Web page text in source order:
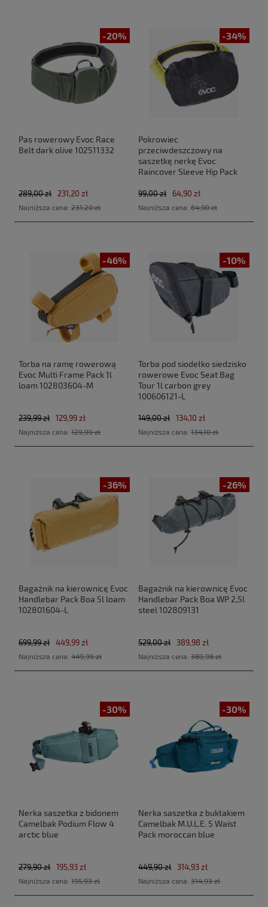
-20%
Pas rowerowy Evoc Race
Belt dark olive 102511332
231,20 zł
289,00 zł
Najniższa cena:231,20 zł
-34%
Pokrowiec
przeciwdeszczowy na
saszetkę nerkę Evoc
Raincover Sleeve Hip Pack
64,90 zł
99,00 zł
Najniższa cena:64,90 zł
-46%
Torba na ramę rowerową
Evoc Multi Frame Pack 1l
loam 102803604-M
129,99 zł
239,99 zł
Najniższa cena:129,99 zł
-10%
Torba pod siodełko siedzisko
rowerowe Evoc Seat Bag
Tour 1l carbon grey
100606121-L
134,10 zł
149,00 zł
Najniższa cena:134,10 zł
-36%
Bagażnik na kierownicę Evoc
Handlebar Pack Boa 5l loam
102801604-L
449,99 zł
699,99 zł
Najniższa cena:449,99 zł
-26%
Bagażnik na kierownicę Evoc
Handlebar Pack Boa WP 2,5l
steel 102809131
389,98 zł
529,00 zł
Najniższa cena:389,98 zł
-30%
Nerka saszetka z bidonem
Camelbak Podium Flow 4
arctic blue
195,93 zł
279,90 zł
Najniższa cena:195,93 zł
-30%
Nerka saszetka z bukłakiem
Camelbak M.U.L.E. 5 Waist
Pack moroccan blue
314,93 zł
449,90 zł
Najniższa cena:314,93 zł